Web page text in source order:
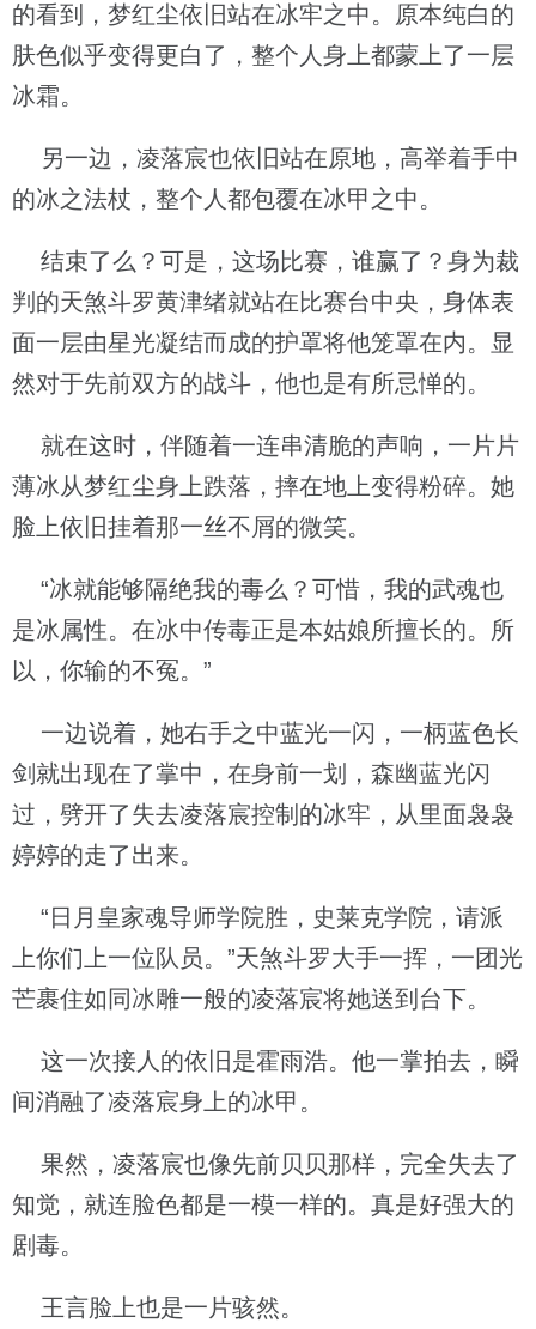
的看到，梦红尘依旧站在冰牢之中。原本纯白的
肤色似乎变得更白了，整个人身上都蒙上了一层
冰霜。
另一边，凌落宸也依旧站在原地，高举着手中
的冰之法杖，整个人都包覆在冰甲之中。
结束了么？可是，这场比赛，谁赢了？身为裁
判的天煞斗罗黄津绪就站在比赛台中央，身体表
面一层由星光凝结而成的护罩将他笼罩在内。显
然对于先前双方的战斗，他也是有所忌惮的。
就在这时，伴随着一连串清脆的声响，一片片
薄冰从梦红尘身上跌落，摔在地上变得粉碎。她
脸上依旧挂着那一丝不屑的微笑。
“冰就能够隔绝我的毒么？可惜，我的武魂也
是冰属性。在冰中传毒正是本姑娘所擅长的。所
以，你输的不冤。”
一边说着，她右手之中蓝光一闪，一柄蓝色长
剑就出现在了掌中，在身前一划，森幽蓝光闪
过，劈开了失去凌落宸控制的冰牢，从里面袅袅
婷婷的走了出来。
“日月皇家魂导师学院胜，史莱克学院，请派
上你们上一位队员。”天煞斗罗大手一挥，一团光
芒裹住如同冰雕一般的凌落宸将她送到台下。
这一次接人的依旧是霍雨浩。他一掌拍去，瞬
间消融了凌落宸身上的冰甲。
果然，凌落宸也像先前贝贝那样，完全失去了
知觉，就连脸色都是一模一样的。真是好强大的
剧毒。
王言脸上也是一片骇然。